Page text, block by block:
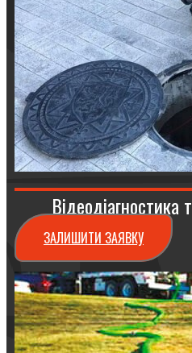
Відеодіагностика
ЗАЛИШИТИ ЗАЯВКУ